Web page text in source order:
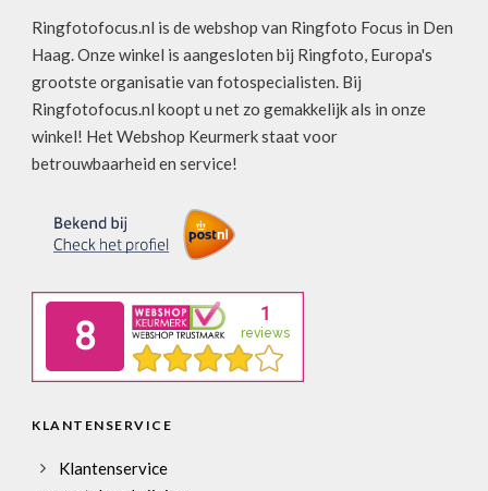
Ringfotofocus.nl is de webshop van Ringfoto Focus in Den
Haag. Onze winkel is aangesloten bij Ringfoto, Europa's
grootste organisatie van fotospecialisten. Bij
Ringfotofocus.nl koopt u net zo gemakkelijk als in onze
winkel! Het Webshop Keurmerk staat voor
betrouwbaarheid en service!
KLANTENSERVICE
Klantenservice